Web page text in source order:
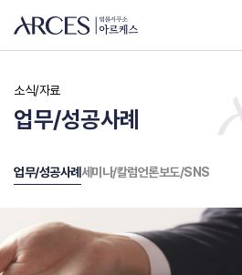
소식/자료
업무/성공사례
업무/성공사례 세미나/칼럼언론보도/SNS